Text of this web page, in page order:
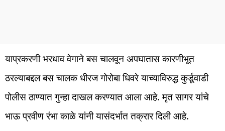
याप्रकरणी भरधाव वेगाने बस चालवून अपघातास कारणीभूत
ठरल्याबद्दल बस चालक धीरज गोरोबा धिवरे याच्याविरुद्ध कुर्डूवाडी
पोलीस ठाण्यात गुन्हा दाखल करण्यात आला आहे. मृत सागर यांचे
भाऊ प्रवीण रंभा काळे यांनी यासंदर्भात तक्रार दिली आहे.